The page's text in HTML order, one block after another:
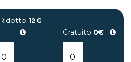
Ridotto 12€
Gratuito 0€